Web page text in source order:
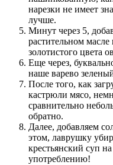
нарезки не имеет
лучше.
Минут через 5,
растительном
золотистого цвета
Еще через,
наше варево
После того, как
кастрюли мясо,
сравнительно
обратно.
Далее, добавляем
этом, лаврушку
крестьянский суп
употреблению!